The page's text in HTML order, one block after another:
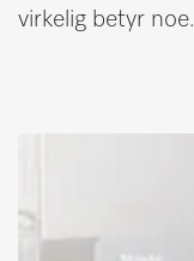
virkelig betyr noe.